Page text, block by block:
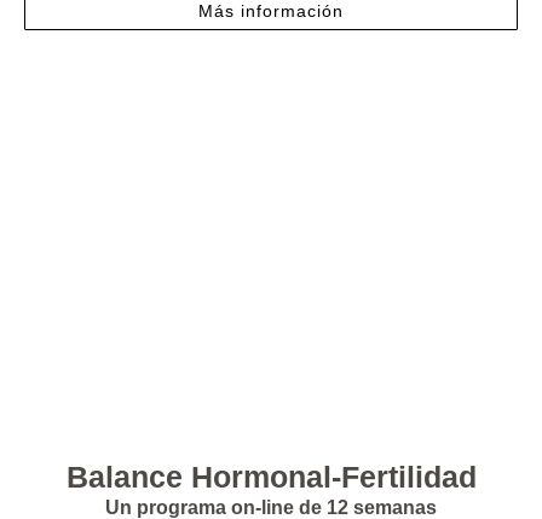
Más información
Balance Hormonal-Fertilidad
Un programa on-line de 12 semanas